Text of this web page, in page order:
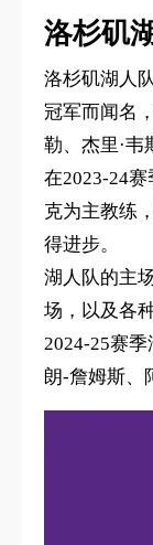
洛杉矶
洛杉矶湖人
冠军而闻名
勒、杰里·韦
在2023-24
克为主教练
得进步。
湖人队的主
场，以及各
2024-25赛
朗-詹姆斯、